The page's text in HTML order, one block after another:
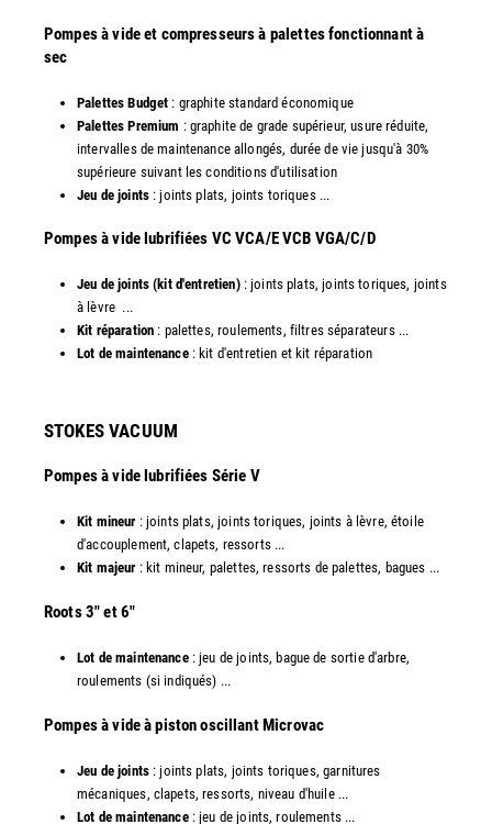
Pompes à vide et compresseurs à palettes fonctionnant à
sec
Palettes Budget : graphite standard économique
Palettes Premium : graphite de grade supérieur, usure réduite,
intervalles de maintenance allongés, durée de vie jusqu'à 30%
supérieure suivant les conditions d'utilisation
Jeu de joints: joints plats, joints toriques ...
​Pompes à vide lubrifiées VC VCA/E VCB VGA/C/D
Jeu de joints (kit d'entretien) : joints plats, joints toriques, joints
à lèvre ...
Kit réparation : palettes, roulements, filtres séparateurs ...
Lot de maintenance: kit d'entretien et kit réparation​
STOKES VACUUM
Pompes à vide lubrifiées Série V
Kit mineur : joints plats, joints toriques, joints à lèvre, étoile
d'accouplement, clapets, ressorts ...
Kit majeur : kit mineur, palettes, ressorts de palettes, bagues ...
​Roots 3" et 6"
Lot de maintenance: jeu de joints, bague de sortie d'arbre,
roulements (si indiqués) ...
​​Pompes à vide à piston oscillant Microvac
Jeu de joints: joints plats, joints toriques, garnitures
mécaniques, clapets, ressorts, niveau d'huile ...
Lot de maintenance: jeu de joints, roulements ...